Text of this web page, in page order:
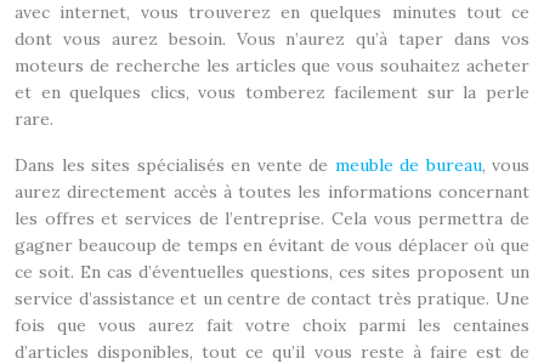
avec internet, vous trouverez en quelques minutes tout ce
dont vous aurez besoin. Vous n’aurez qu’à taper dans vos
moteurs de recherche les articles que vous souhaitez acheter
et en quelques clics, vous tomberez facilement sur la perle
rare.
Dans les sites spécialisés en vente de meuble de bureau, vous
aurez directement accès à toutes les informations concernant
les offres et services de l’entreprise. Cela vous permettra de
gagner beaucoup de temps en évitant de vous déplacer où que
ce soit. En cas d’éventuelles questions, ces sites proposent un
service d’assistance et un centre de contact très pratique. Une
fois que vous aurez fait votre choix parmi les centaines
d’articles disponibles, tout ce qu’il vous reste à faire est de